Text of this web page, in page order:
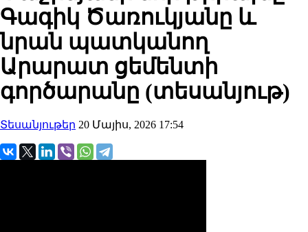
Գագիկ Ծառուկյանը և
նրան պատկանող
Արարատ ցեմենտի
գործարանը (տեսանյութ)
Տեսանյութեր 20 Մայիս, 2026 17:54